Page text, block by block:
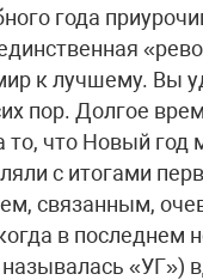
года
к лучшему. Вы
пор. Долгое
то, что Новый
с итогами
связанным,
в последнем
«УГ»)